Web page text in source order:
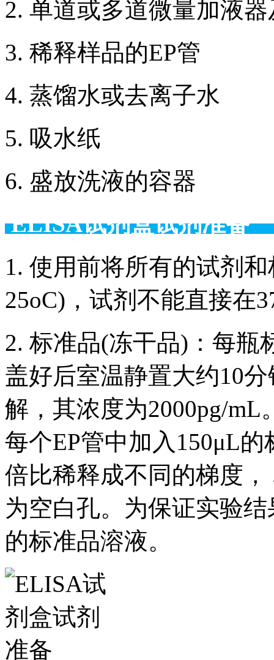
2. 单道或多道微量加液
3. 稀释样品的EP管
4. 蒸馏水或去离子水
5. 吸水纸
6. 盛放洗液的容器
ELISA试剂盒试剂准备
1. 使用前将所有的试剂
25oC)，试剂不能直接在
2. 标准品(冻干品)：每瓶
盖好后室温静置大约10
解，其浓度为2000pg/mL
每个EP管中加入150μL
倍比稀释成不同的梯度
为空白孔。为保证实验
的标准品溶液。